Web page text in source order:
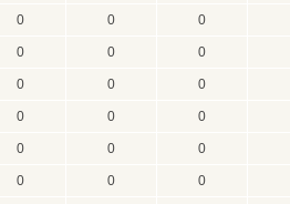
0 0 0
0 0 0
0 0 0
0 0 0
0 0 0
0 0 0